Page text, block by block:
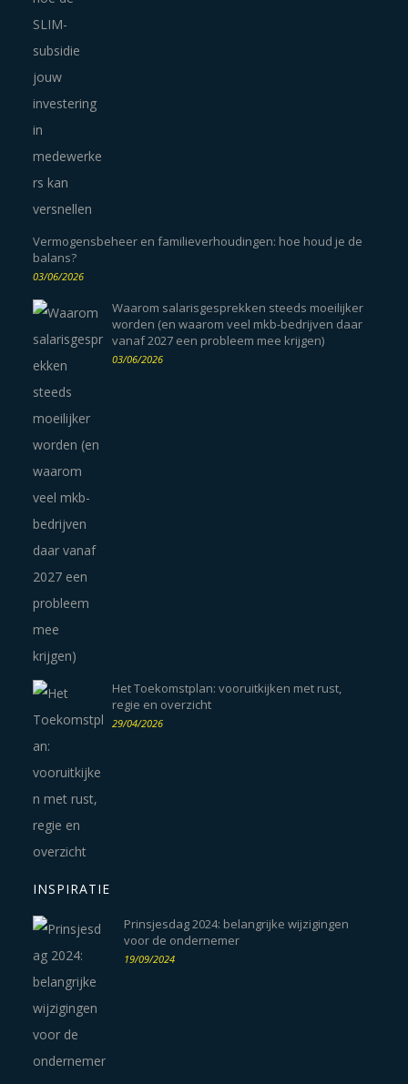
Vermogensbeheer en familieverhoudingen: hoe houd je de
balans?
03/06/2026
Waarom salarisgesprekken steeds moeilijker
worden (en waarom veel mkb-bedrijven daar
vanaf 2027 een probleem mee krijgen)
03/06/2026
Het Toekomstplan: vooruitkijken met rust,
regie en overzicht
29/04/2026
INSPIRATIE
Prinsjesdag 2024: belangrijke wijzigingen
voor de ondernemer
19/09/2024